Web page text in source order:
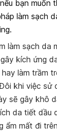
bạn muốn
làm sạch
làm sạch da
kích ứng
làm trầm
khi việc sử
sẽ gây khô
da tiết dầu
ẩm mất đi